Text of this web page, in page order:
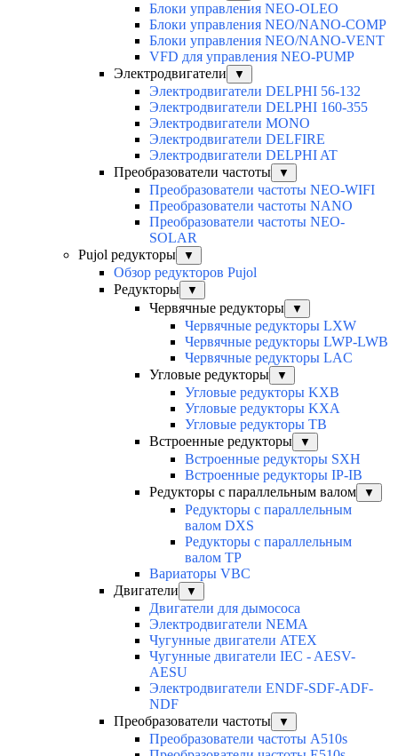
Блоки управления NEO-OLEO
Блоки управления NEO/NANO-COMP
Блоки управления NEO/NANO-VENT
VFD для управления NEO-PUMP
Электродвигатели
▼
Электродвигатели DELPHI 56-132
Электродвигатели DELPHI 160-355
Электродвигатели MONO
Электродвигатели DELFIRE
Электродвигатели DELPHI AT
Преобразователи частоты
▼
Преобразователи частоты NEO-WIFI
Преобразователи частоты NANO
Преобразователи частоты NEO-
SOLAR
Pujol редукторы
▼
Обзор редукторов Pujol
Редукторы
▼
Червячные редукторы ▼
Червячные редукторы LXW
Червячные редукторы LWP-LWB
Червячные редукторы LAC
Угловые редукторы
▼
Угловые редукторы KXB
Угловые редукторы KXA
Угловые редукторы TB
Встроенные редукторы
▼
Встроенные редукторы SXH
Встроенные редукторы IP-IB
Редукторы с параллельным валом
▼
Редукторы с параллельным
валом DXS
Редукторы с параллельным
валом TP
Вариаторы VBC
Двигатели
▼
Двигатели для дымососа
Электродвигатели NEMA
Чугунные двигатели ATEX
Чугунные двигатели IEC - AESV-
AESU
Электродвигатели ENDF-SDF-ADF-
NDF
Преобразователи частоты
▼
Преобразователи частоты A510s